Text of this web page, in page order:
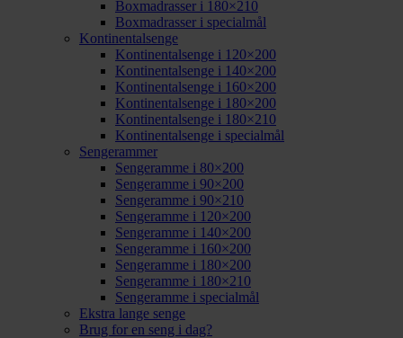
Boxmadrasser i 180×210
Boxmadrasser i specialmål
Kontinentalsenge
Kontinentalsenge i 120×200
Kontinentalsenge i 140×200
Kontinentalsenge i 160×200
Kontinentalsenge i 180×200
Kontinentalsenge i 180×210
Kontinentalsenge i specialmål
Sengerammer
Sengeramme i 80×200
Sengeramme i 90×200
Sengeramme i 90×210
Sengeramme i 120×200
Sengeramme i 140×200
Sengeramme i 160×200
Sengeramme i 180×200
Sengeramme i 180×210
Sengeramme i specialmål
Ekstra lange senge
Brug for en seng i dag?